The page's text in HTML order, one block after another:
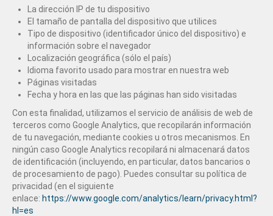
La dirección IP de tu dispositivo
El tamaño de pantalla del dispositivo que utilices
Tipo de dispositivo (identificador único del dispositivo) e
información sobre el navegador
Localización geográfica (sólo el país)
Idioma favorito usado para mostrar en nuestra web
Páginas visitadas
Fecha y hora en las que las páginas han sido visitadas
Con esta finalidad, utilizamos el servicio de análisis de web de
terceros como Google Analytics, que recopilarán información
de tu navegación, mediante cookies u otros mecanismos. En
ningún caso Google Analytics recopilará ni almacenará datos
de identificación (incluyendo, en particular, datos bancarios o
de procesamiento de pago). Puedes consultar su política de
privacidad (en el siguiente
enlace: https://www.google.com/analytics/learn/privacy.html?
hl=es